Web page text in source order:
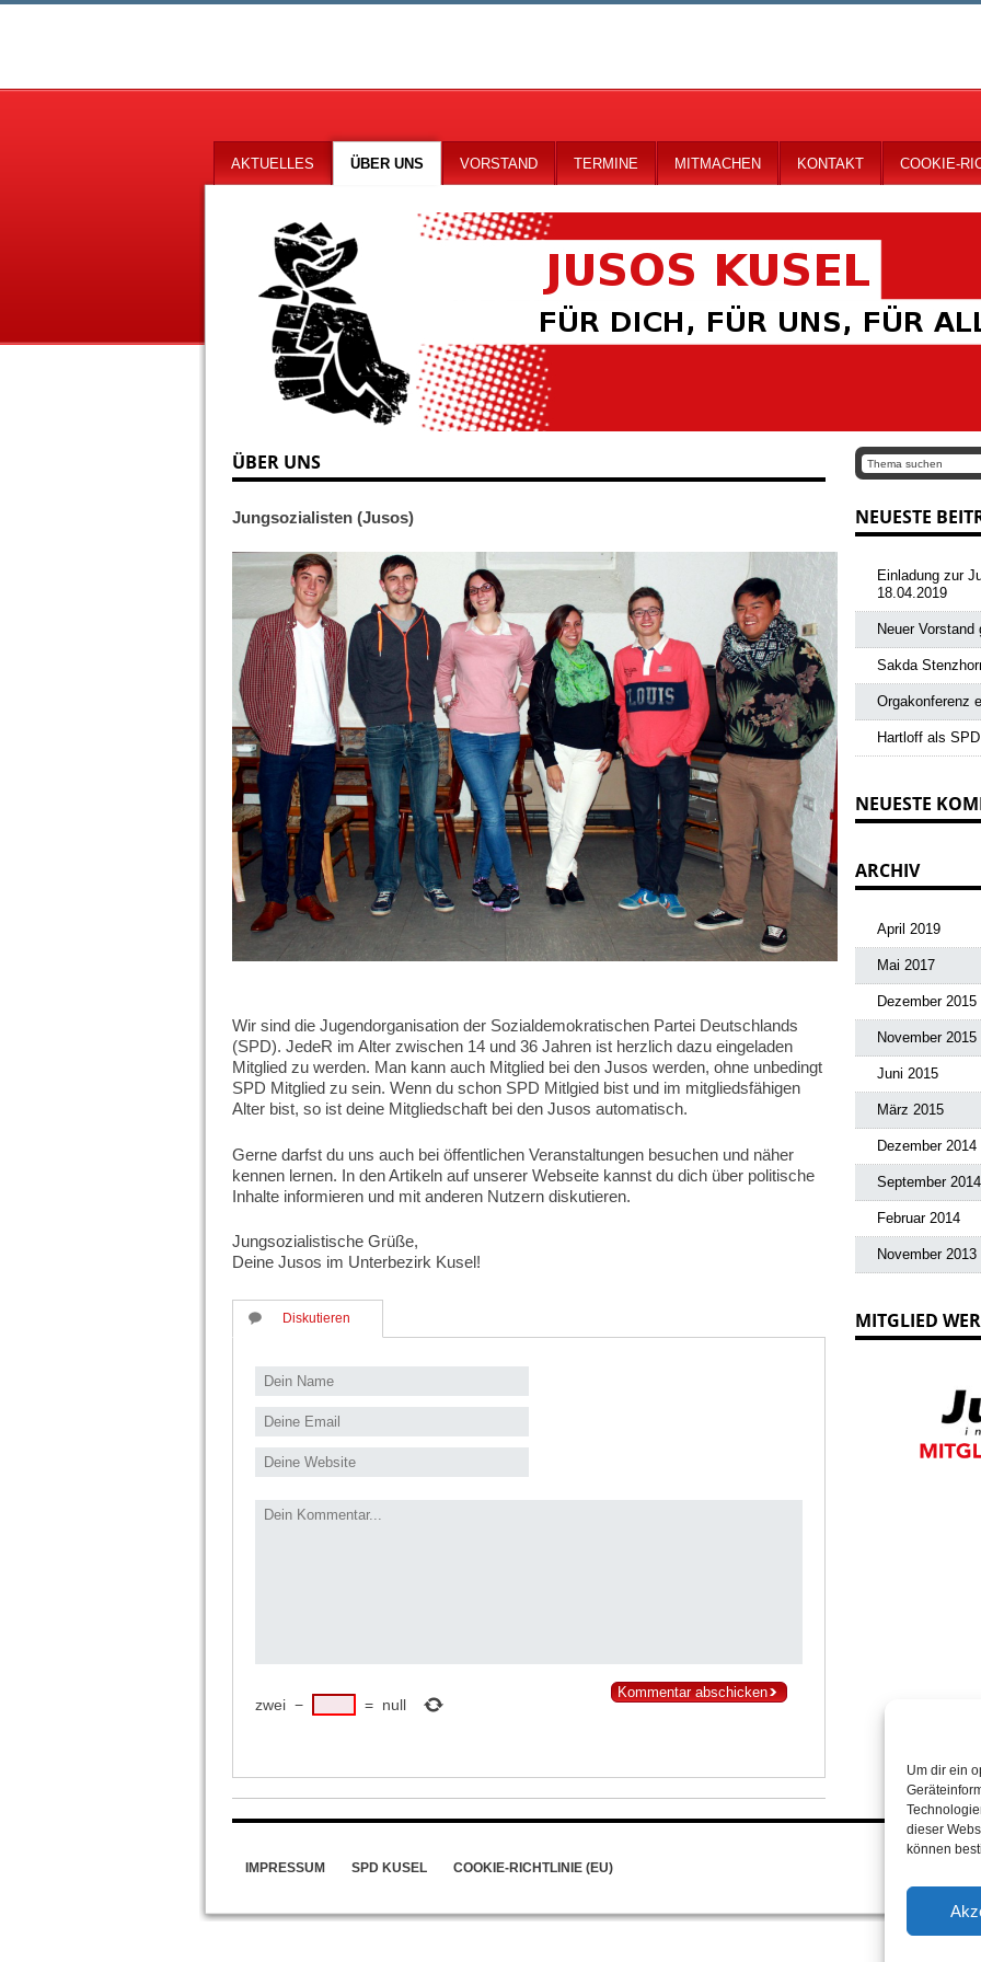
Um dir ein
dieser
können
AKTUELLES ÜBER UNS VORSTAND TERMINE MITMACHEN KONTAKT COOKIE-
ÜBER UNS
Jungsozialisten (Jusos)
Wir sind die Jugendorganisation der Sozialdemokratischen Partei Deutschlands
(SPD). JedeR im Alter zwischen 14 und 36 Jahren ist herzlich dazu eingeladen
Mitglied zu werden. Man kann auch Mitglied bei den Jusos werden, ohne unbedingt
SPD Mitglied zu sein. Wenn du schon SPD Mitlgied bist und im mitgliedsfähigen
Alter bist, so ist deine Mitgliedschaft bei den Jusos automatisch.
Gerne darfst du uns auch bei öffentlichen Veranstaltungen besuchen und näher
kennen lernen. In den Artikeln auf unserer Webseite kannst du dich über politische
Inhalte informieren und mit anderen Nutzern diskutieren.
Jungsozialistische Grüße,
Deine Jusos im Unterbezirk Kusel!
Diskutieren
zwei − = null
NEUESTE
Einladung zur
18.04.2019
Neuer Vorstand
Sakda
Orgakonferenz
Hartloff als
NEUESTE
ARCHIV
April 2019
Mai 2017
Dezember 2015
November 2015
Juni 2015
März 2015
Dezember 2014
September 2014
Februar 2014
November 2013
MITGLIED
IMPRESSUM SPD KUSEL COOKIE-RICHTLINIE (EU)